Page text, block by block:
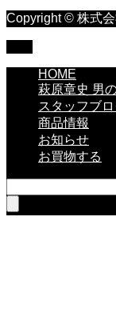
Copyright © 株式
HOME
萩原章史 男
スタッフブ
商品情報
お知らせ
お買物する